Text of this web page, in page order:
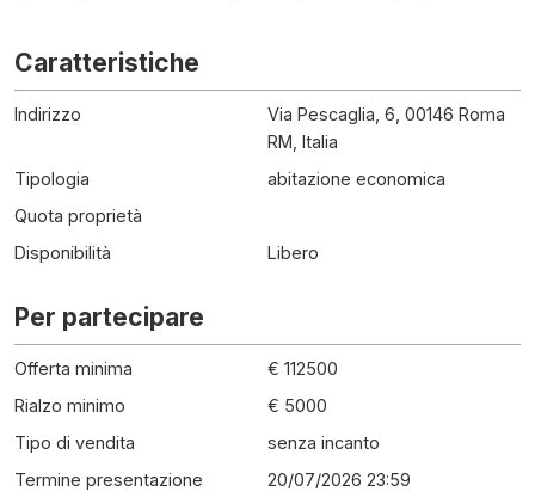
Caratteristiche
Indirizzo
Via Pescaglia, 6, 00146 Roma
RM, Italia
Tipologia
abitazione economica
Quota proprietà
Disponibilità
Libero
Per partecipare
Offerta minima
€ 112500
Rialzo minimo
€ 5000
Tipo di vendita
senza incanto
Termine presentazione
20/07/2026 23:59